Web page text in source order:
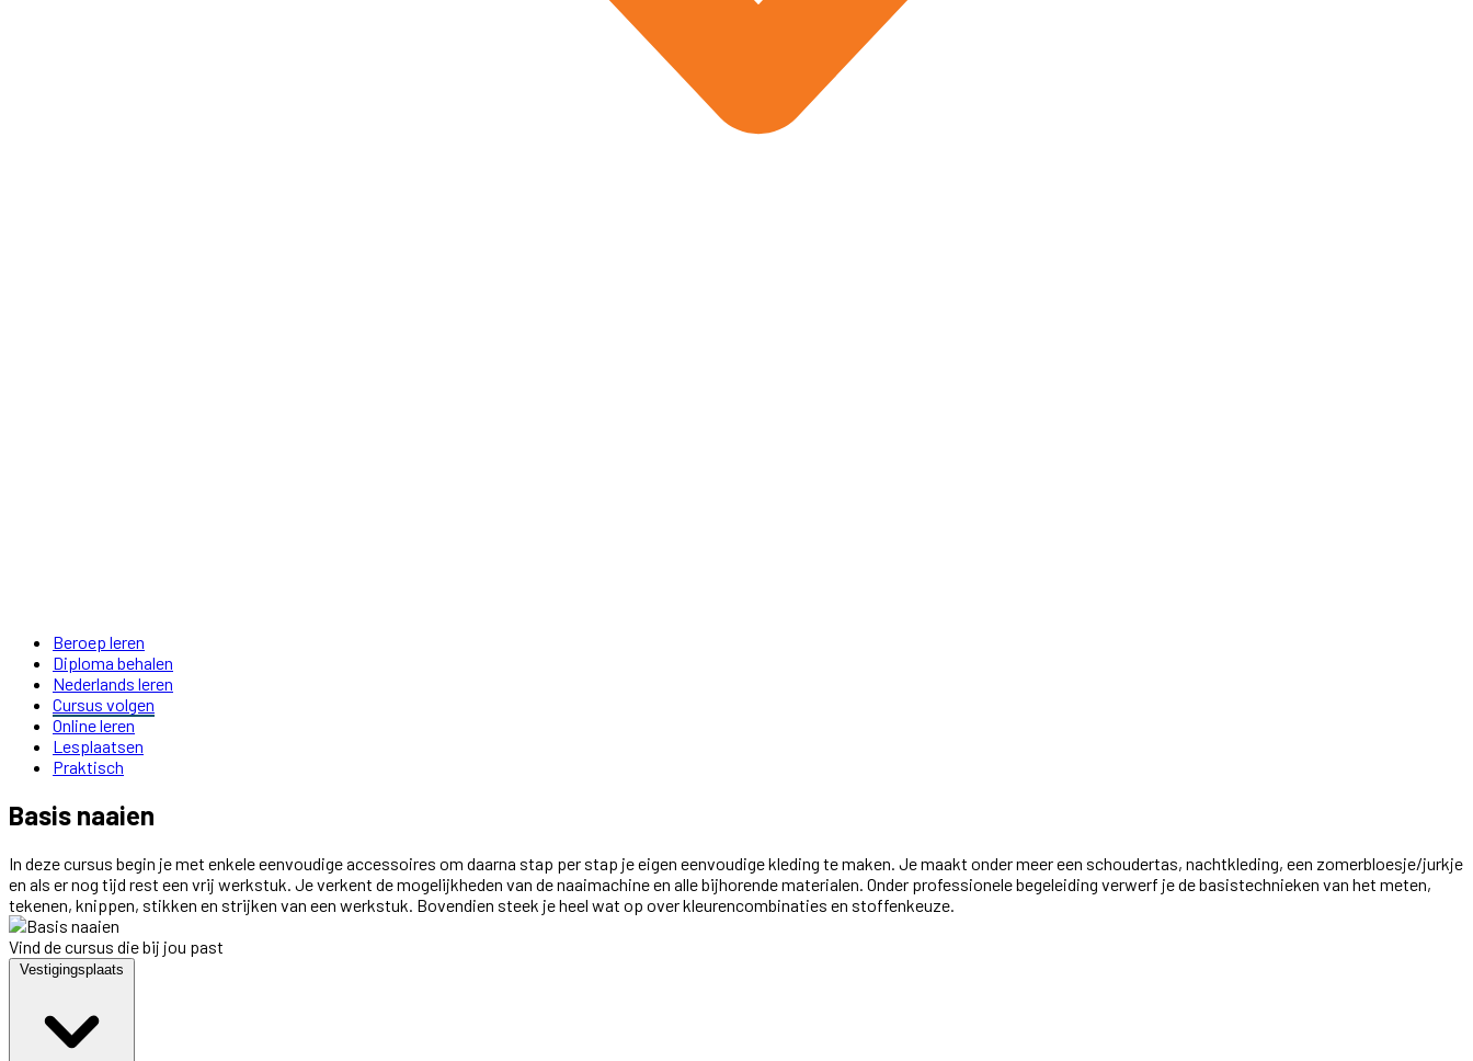
Beroep leren
Diploma behalen
Nederlands leren
Cursus volgen
Online leren
Lesplaatsen
Praktisch
Basis naaien
In deze cursus begin je met enkele eenvoudige accessoires om daarna stap per stap je eigen eenvoudige kleding te maken. Je maakt onder meer een schoudertas, nachtkleding, een zomerbloesje/jurkje
en als er nog tijd rest een vrij werkstuk. Je verkent de mogelijkheden van de naaimachine en alle bijhorende materialen. Onder professionele begeleiding verwerf je de basistechnieken van het meten,
tekenen, knippen, stikken en strijken van een werkstuk. Bovendien steek je heel wat op over kleurencombinaties en stoffenkeuze.
Vind de cursus die bij jou past
Vestigingsplaats